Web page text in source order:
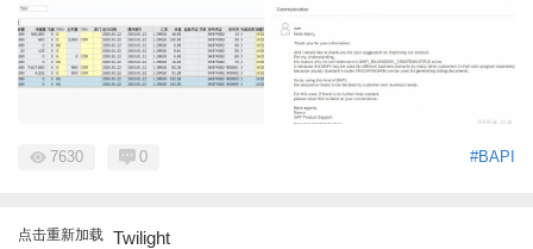
#BAPI
7630 0
点击重新加载 Twilight